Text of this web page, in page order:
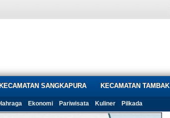
SANGKAPURA KECAMATAN TAMBAK
Ekonomi Pariwisata Kuliner Pilkada